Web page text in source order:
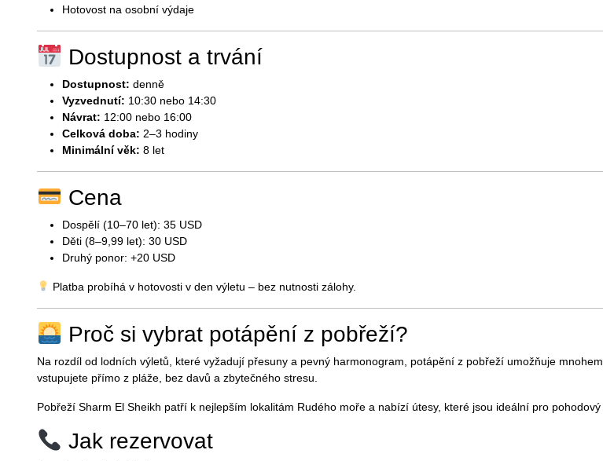
Hotovost na osobní výdaje
Dostupnost a trvání
Dostupnost: denně
Vyzvednutí: 10:30 nebo 14:30
Návrat: 12:00 nebo 16:00
Celková doba: 2–3 hodiny
Minimální věk: 8 let
Cena
Dospělí (10–70 let): 35 USD
Děti (8–9,99 let): 30 USD
Druhý ponor: +20 USD
Platba probíhá v hotovosti v den výletu – bez nutnosti zálohy.
Proč si vybrat potápění z pobřeží?
Na rozdíl od lodních výletů, které vyžadují přesuny a pevný harmonogram, potápění z pobřeží umožňuje
vstupujete přímo z pláže, bez davů a zbytečného stresu.
Pobřeží Sharm El Sheikh patří k nejlepším lokalitám Rudého moře a nabízí útesy, které jsou ideální pro pohodový
Jak rezervovat